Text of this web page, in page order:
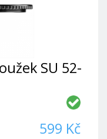
SU 52-
599 Kč